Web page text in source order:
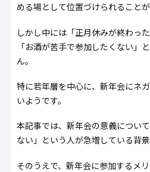
める場として位置づけられること
しかし中には「正月休みが終わっ
「お酒が苦手で参加したくない」
ん。
特に若年層を中心に、新年会にネ
いようです。
本記事では、新年会の意義につい
ない」という人が急増している背
そのうえで、新年会に参加するメ